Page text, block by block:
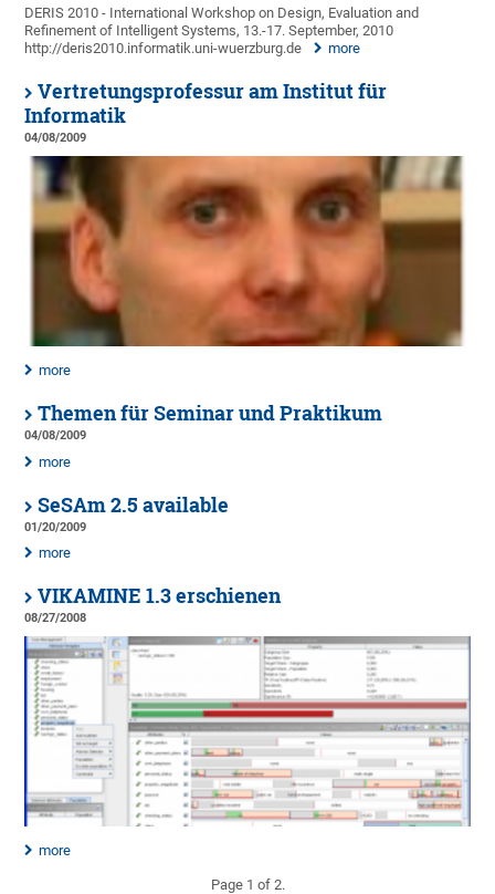
DERIS 2010 - International Workshop on Design, Evaluation and
Refinement of Intelligent Systems, 13.-17. September, 2010
http://deris2010.informatik.uni-wuerzburg.de
more
Vertretungsprofessur am Institut für
Informatik
04/08/2009
more
Themen für Seminar und Praktikum
04/08/2009
more
SeSAm 2.5 available
01/20/2009
more
VIKAMINE 1.3 erschienen
08/27/2008
more
Page 1 of 2.